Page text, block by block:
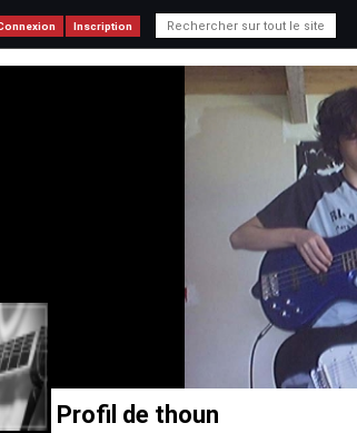
Inscription
Profil de thoun